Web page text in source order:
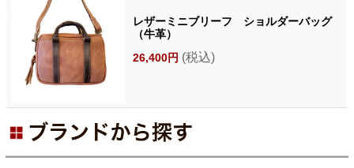
レザーミニブリーフ ショルダーバッグ
（牛革）
26,400円 (税込)